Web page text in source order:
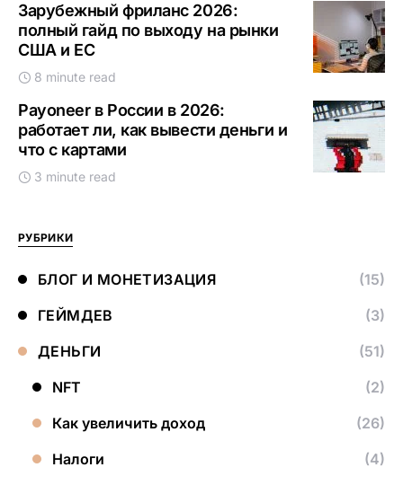
Зарубежный фриланс 2026:
полный гайд по выходу на рынки
США и ЕС
8 minute read
Payoneer в России в 2026:
работает ли, как вывести деньги и
что с картами
3 minute read
РУБРИКИ
БЛОГ И МОНЕТИЗАЦИЯ
(15)
ГЕЙМДЕВ
(3)
ДЕНЬГИ
(51)
NFT
(2)
Как увеличить доход
(26)
Налоги
(4)